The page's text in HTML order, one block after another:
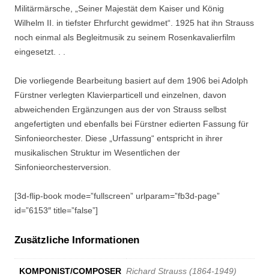
Militärmärsche, „Seiner Majestät dem Kaiser und König
Wilhelm II. in tiefster Ehrfurcht gewidmet“. 1925 hat ihn Strauss
noch einmal als Begleitmusik zu seinem Rosenkavalierfilm
eingesetzt. . .
Die vorliegende Bearbeitung basiert auf dem 1906 bei Adolph
Fürstner verlegten Klavierparticell und einzelnen, davon
abweichenden Ergänzungen aus der von Strauss selbst
angefertigten und ebenfalls bei Fürstner edierten Fassung für
Sinfonieorchester. Diese „Urfassung“ entspricht in ihrer
musikalischen Struktur im Wesentlichen der
Sinfonieorchesterversion.
[3d-flip-book mode=”fullscreen” urlparam=”fb3d-page”
id=”6153″ title=”false”]
Zusätzliche Informationen
KOMPONIST/COMPOSER Richard Strauss (1864-1949)